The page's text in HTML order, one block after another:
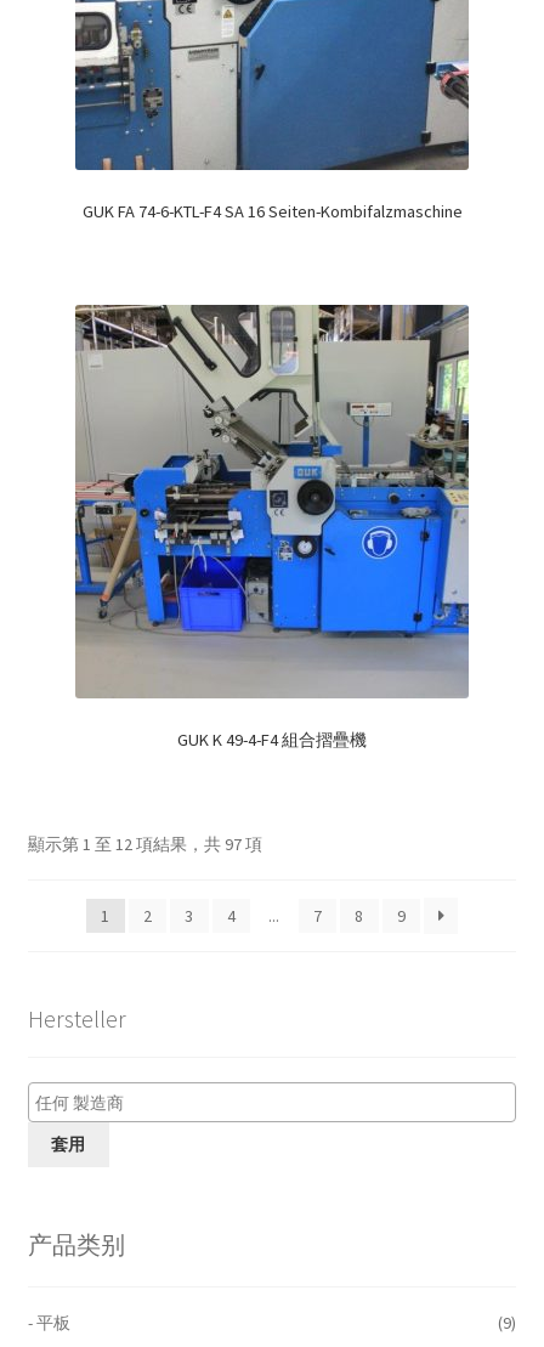
GUK FA 74-6-KTL-F4 SA 16 Seiten-Kombifalzmaschine
GUK K 49-4-F4 組合摺疊機
顯示第 1 至 12 項結果，共 97 項
1 2 3 4 ... 7 8 9
Hersteller
套用
产品类别
- 平板 (9)